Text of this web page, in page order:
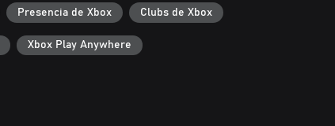
Presencia de Xbox Clubs de Xbox
Xbox Play Anywhere